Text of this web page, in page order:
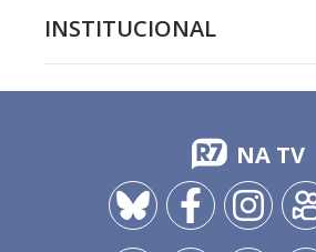
INSTITUCIONAL
NA TV